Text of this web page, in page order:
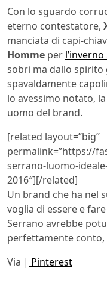
Con lo sguardo
eterno contestatore,
manciata di capi-
Homme per l’inverno
sobri ma dallo spirito
spavaldamente
lo avessimo notato,
uomo del brand.
[related layout=”big”
permalink=”https://
serrano-luomo-
2016″][/related]
Un brand che ha nel
voglia di essere e
Serrano avrebbe
perfettamente
Via | Pinterest